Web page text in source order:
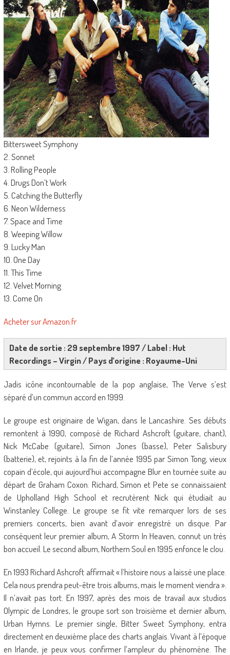
Bittersweet Symphony
2. Sonnet
3. Rolling People
4. Drugs Don’t Work
5. Catching the Butterfly
6. Neon Wilderness
7. Space and Time
8. Weeping Willow
9. Lucky Man
10. One Day
11. This Time
12. Velvet Morning
13. Come On
Acheter sur Amazon.fr
Date de sortie : 29 septembre 1997 / Label : Hut
Recordings – Virgin / Pays d’origine : Royaume-Uni
Jadis icône incontournable de la pop anglaise, The Verve s’est
séparé d’un commun accord en 1999.
Le groupe est originaire de Wigan, dans le Lancashire. Ses débuts
remontent à 1990, composé de Richard Ashcroft (guitare, chant),
Nick McCabe (guitare), Simon Jones (basse), Peter Salisbury
(batterie), et, rejoints à la fin de l’année 1995 par Simon Tong, vieux
copain d’école, qui aujourd’hui accompagne Blur en tournée suite au
départ de Graham Coxon. Richard, Simon et Pete se connaissaient
de Upholland High School et recrutèrent Nick qui étudiait au
Winstanley College. Le groupe se fit vite remarquer lors de ses
premiers concerts, bien avant d’avoir enregistré un disque. Par
conséquent leur premier album, A Storm In Heaven, connut un très
bon accueil. Le second album, Northern Soul en 1995 enfonce le clou.
En 1993 Richard Ashcroft affirmait « l’histoire nous a laissé une place.
Cela nous prendra peut-être trois albums, mais le moment viendra ».
Il n’avait pas tort. En 1997, après des mois de travail aux studios
Olympic de Londres, le groupe sort son troisième et dernier album,
Urban Hymns. Le premier single, Bitter Sweet Symphony, entra
directement en deuxième place des charts anglais. Vivant à l’époque
en Irlande, je peux vous confirmer l’ampleur du phénomène. The